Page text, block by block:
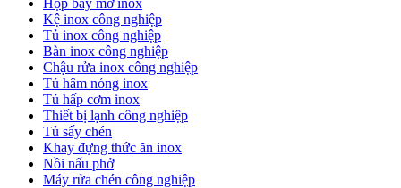
Hộp bẫy mỡ inox
Kệ inox công nghiệp
Tủ inox công nghiệp
Bàn inox công nghiệp
Chậu rửa inox công nghiệp
Tủ hâm nóng inox
Tủ hấp cơm inox
Thiết bị lạnh công nghiệp
Tủ sấy chén
Khay đựng thức ăn inox
Nồi nấu phở
Máy rửa chén công nghiệp